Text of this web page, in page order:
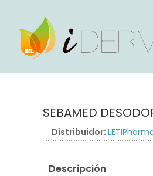
SEBAMED
Distribuidor:
Descripción